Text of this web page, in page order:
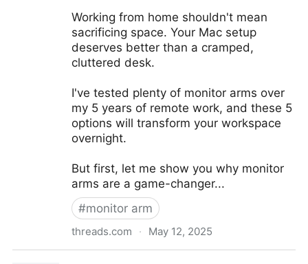
Working from home shouldn't mean
sacrificing space. Your Mac setup
deserves better than a cramped,
cluttered desk.
I've tested plenty of monitor arms over
my 5 years of remote work, and these 5
options will transform your workspace
overnight.
But first, let me show you why monitor
arms are a game-changer...
#monitor arm
threads.com · May 12, 2025